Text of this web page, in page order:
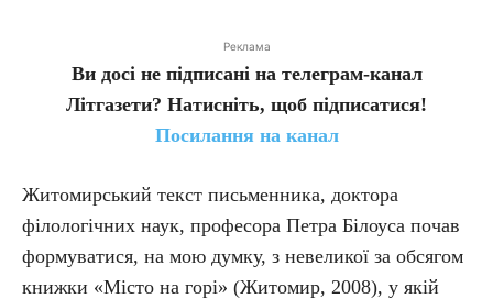
Реклама
Ви досі не підписані на телеграм-канал
Літгазети? Натисніть, щоб підписатися!
Посилання на канал
Житомирський текст письменника, доктора
філологічних наук, професора Петра Білоуса почав
формуватися, на мою думку, з невеликої за обсягом
книжки «Місто на горі» (Житомир, 2008), у якій